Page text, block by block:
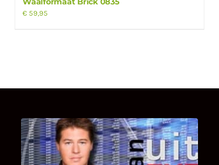
€ 59,95
UITSTEL VAN EXECUTIE
Bekijk hier de fragmenten van de deelname